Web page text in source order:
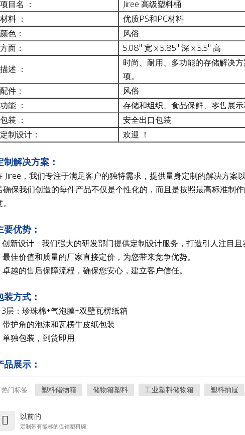
项目名 ：
Jiree 高级塑料桶
材料 ：
优质PS和PC材料
颜色：
风俗
方面：
5.08" 宽 x 5.85" 深 x 5.5" 高
描述 ：
时尚、耐用、多功能的存储解决
项。
配件：
风俗
功能 ：
存储和组织、食品保鲜、零售展示
包装 ：
安全出口包装
定制设计：
欢迎 ！
制解决方案：
Jiree，我们专注于满足客户的独特需求，提供量身定制的解决方案
确保我们创造的每件产品不仅是个性化的，而且是按照最高标准制
要优势：
创新设计 - 我们强大的研发部门提供定制设计服务，打造引人注目且
最佳价值和质量的厂家直接定价，为您带来竞争优势。
卓越的售后保障流程，确保您安心，建立客户信任。
装方式：
3层：珍珠棉+气泡膜+双壁瓦楞纸箱
带护角的泡沫和瓦楞牛皮纸包装
单独包装，到货即用
品展示：
热门标签 : 塑料储物箱 储物箱塑料 工业塑料储物箱 塑料抽屉
以前的
定制带有徽标的促销塑料碗